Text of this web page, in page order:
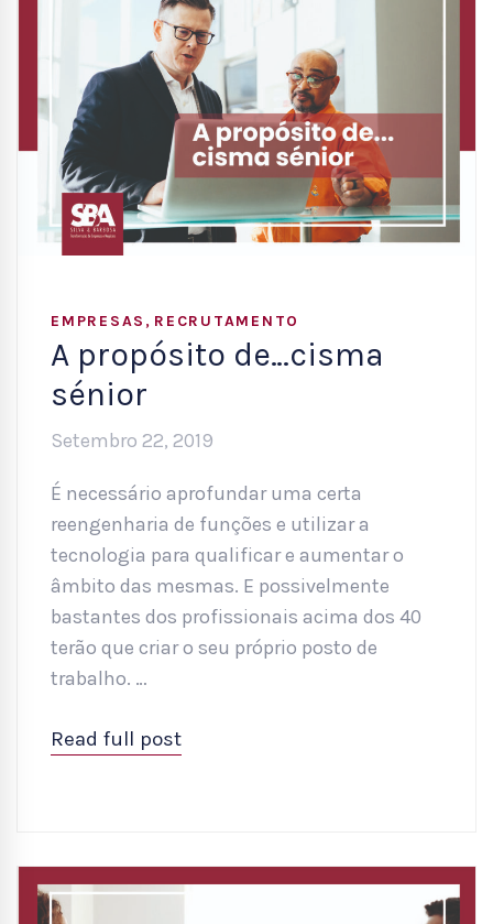
EMPRESAS , RECRUTAMENTO
A propósito de…cisma
sénior
Setembro 22, 2019
É necessário aprofundar uma certa
reengenharia de funções e utilizar a
tecnologia para qualificar e aumentar o
âmbito das mesmas. E possivelmente
bastantes dos profissionais acima dos 40
terão que criar o seu próprio posto de
trabalho. …
Read full post